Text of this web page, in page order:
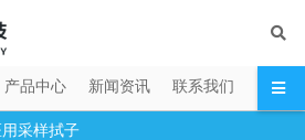
产品中心 新闻资讯 联系我们
采样拭子